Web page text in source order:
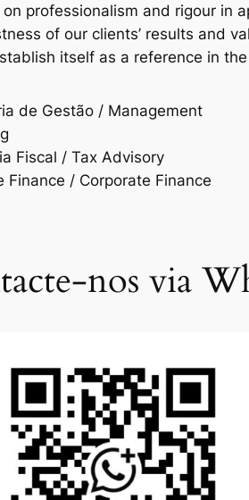
on professionalism and rigour in
of our clients’ results and
itself as a reference in
de Gestão / Management
Fiscal / Tax Advisory
Finance / Corporate Finance
nos via